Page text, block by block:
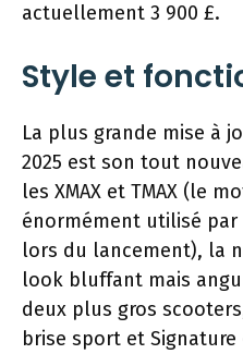
actuellement 3 900 £.
Style et
La plus grande mise à
2025 est son tout
les XMAX et TMAX (le
énormément utilisé par
lors du lancement), la
look bluffant mais
deux plus gros
brise sport et